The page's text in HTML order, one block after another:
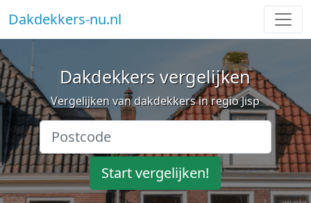
Dakdekkers-nu.nl
Dakdekkers vergelijken
Vergelijken van dakdekkers in regio Jisp
Start vergelijken!